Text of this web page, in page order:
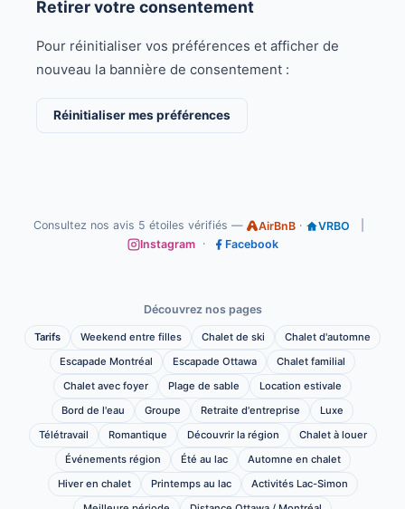
Retirer votre consentement
Pour réinitialiser vos préférences et afficher de
nouveau la bannière de consentement :
Réinitialiser mes préférences
Consultez nos avis 5 étoiles vérifiés — AirBnB · VRBO
Instagram
· Facebook
Découvrez nos pages
Tarifs Weekend entre filles Chalet de ski
Chalet d'automne
Escapade Montréal
Escapade Ottawa
Chalet familial
Chalet avec foyer
Plage de sable
Location estivale
Bord de l'eau
Groupe Retraite d'entreprise
Luxe
Télétravail
Romantique Découvrir la région
Chalet à louer
Événements région
Été au lac
Automne en chalet
Hiver en chalet
Printemps au lac
Activités Lac-Simon